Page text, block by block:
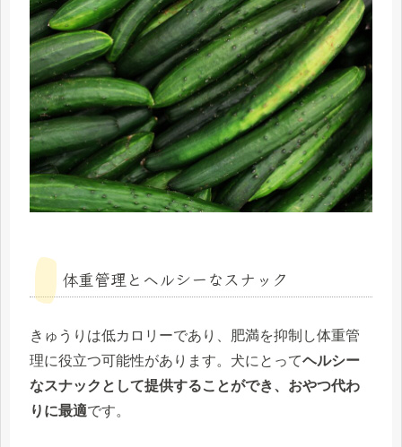
体重管理とヘルシーなスナック
きゅうりは低カロリーであり、肥満を抑制し体重管
理に役立つ可能性があります。犬にとってヘルシー
なスナックとして提供することができ、おやつ代わ
りに最適です。